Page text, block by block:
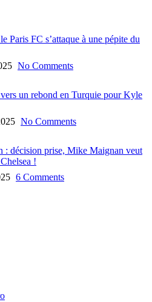
Paris FC s’attaque à une pépite du
No Comments
un rebond en Turquie pour Kyle
No Comments
: décision prise, Mike Maignan veut
!
6 Comments